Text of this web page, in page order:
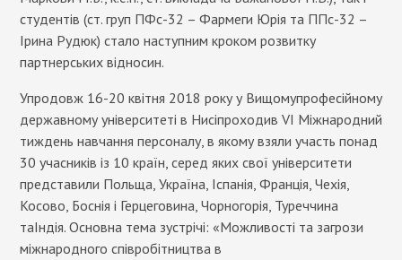
студентів (ст. груп ПФс-32 – Фармеги Юрія та ППс-32 –
Ірина Рудюк) стало наступним кроком розвитку
партнерських відносин.
Упродовж 16-20 квітня 2018 року у Вищомупрофесійному
державному університеті в Нисіпроходив VI Міжнародний
тиждень навчання персоналу, в якому взяли участь понад
30 учасників із 10 країн, серед яких свої університети
представили Польща, Україна, Іспанія, Франція, Чехія,
Косово, Боснія і Герцеговина, Чорногорія, Туреччина
таІндія. Основна тема зустрічі: «Можливості та загрози
міжнародного співробітництва в